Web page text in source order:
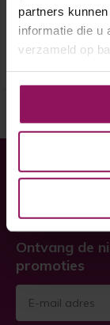
partners
informatie die u
verzameld op
€ 140,-
Heeft u hulp
Twijfel niet,
Ontvang de
promoties